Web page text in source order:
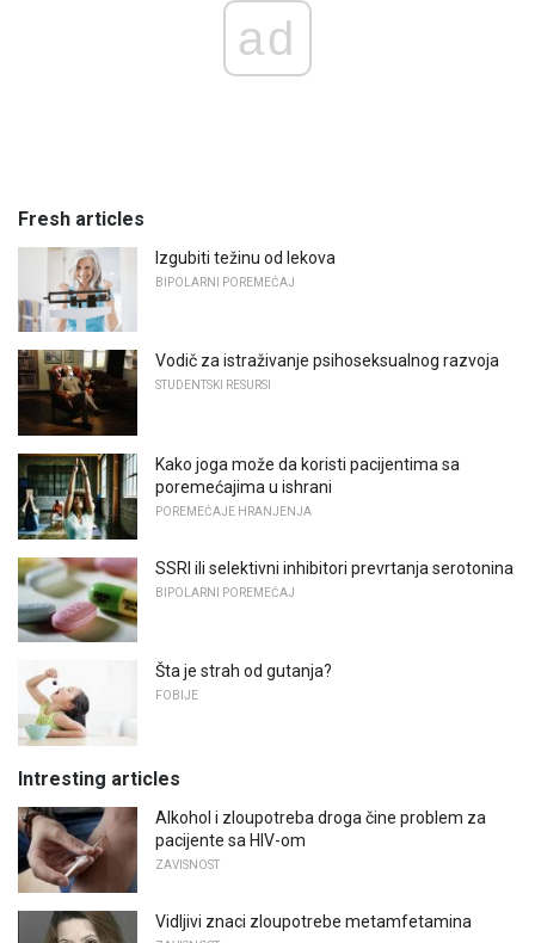
ad
Fresh articles
Izgubiti težinu od lekova
BIPOLARNI POREMEĆAJ
Vodič za istraživanje psihoseksualnog razvoja
STUDENTSKI RESURSI
Kako joga može da koristi pacijentima sa
poremećajima u ishrani
POREMEĆAJE HRANJENJA
SSRI ili selektivni inhibitori prevrtanja serotonina
BIPOLARNI POREMEĆAJ
Šta je strah od gutanja?
FOBIJE
Intresting articles
Alkohol i zloupotreba droga čine problem za
pacijente sa HIV-om
ZAVISNOST
Vidljivi znaci zloupotrebe metamfetamina